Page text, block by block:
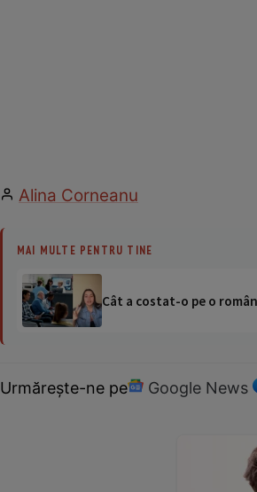
Alina Corneanu
MAI MULTE PENTRU TINE
Cât a costat-o pe o
Urmărește-ne pe Google News